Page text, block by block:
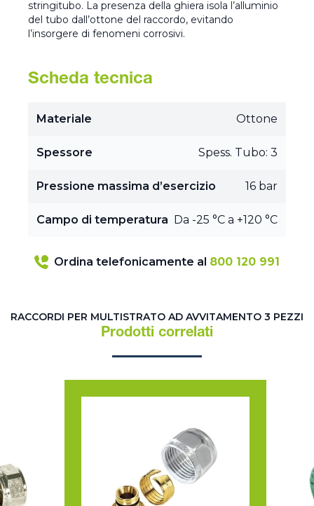
stringitubo. La presenza della ghiera isola l’alluminio
del tubo dall’ottone del raccordo, evitando
l’insorgere di fenomeni corrosivi.
Scheda tecnica
Materiale Ottone
Spessore Spess. Tubo: 3
Pressione massima d’esercizio 16 bar
Campo di temperatura Da -25 °C a +120 °C
Ordina telefonicamente al 800 120 991
RACCORDI PER MULTISTRATO AD AVVITAMENTO 3 PEZZI
Prodotti correlati